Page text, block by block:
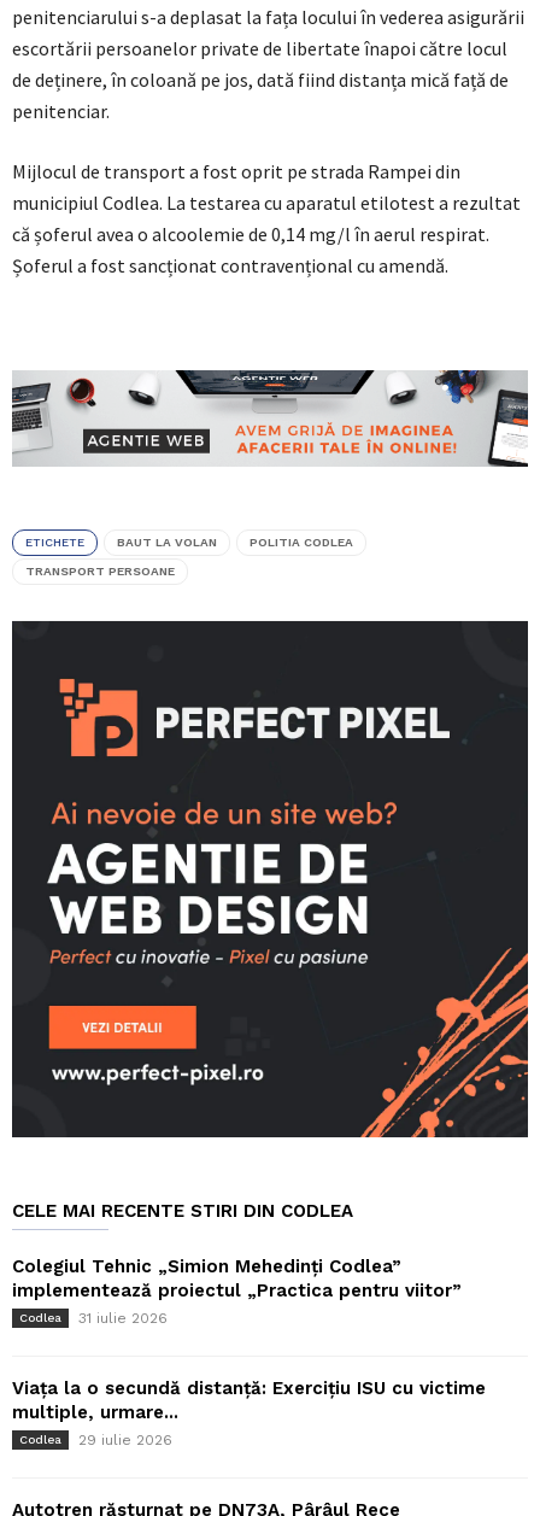
penitenciarului s-a deplasat la fața locului în vederea asigurării
escortării persoanelor private de libertate înapoi către locul
de deținere, în coloană pe jos, dată fiind distanța mică față de
penitenciar.
Mijlocul de transport a fost oprit pe strada Rampei din
municipiul Codlea. La testarea cu aparatul etilotest a rezultat
că șoferul avea o alcoolemie de 0,14 mg/l în aerul respirat.
Șoferul a fost sancționat contravențional cu amendă.
ETICHETE BAUT LA VOLAN POLITIA CODLEA
TRANSPORT PERSOANE
CELE MAI RECENTE STIRI DIN CODLEA
Colegiul Tehnic „Simion Mehedinți Codlea”
implementează proiectul „Practica pentru viitor”
Codlea 31 iulie 2026
Viața la o secundă distanță: Exercițiu ISU cu victime
multiple, urmare...
Codlea 29 iulie 2026
Autotren răsturnat pe DN73A, Pârâul Rece